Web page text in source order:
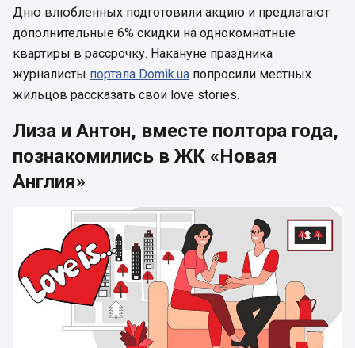
Дню влюбленных подготовили акцию и предлагают
дополнительные 6% скидки на однокомнатные
квартиры в рассрочку. Накануне праздника
журналисты портала Domik.ua попросили местных
жильцов рассказать свои love stories.
Лиза и Антон, вместе полтора года,
познакомились в ЖК «Новая
Англия»